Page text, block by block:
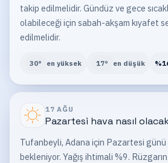
takip edilmelidir. Gündüz ve gece
olabileceği için sabah-akşam kıyafet
edilmelidir.
30° en yüksek 17° en düşük %
17 AĞU
Pazartesi hava nasıl
Tufanbeyli, Adana için Pazartesi günü
bekleniyor. Yağış ihtimali %9.